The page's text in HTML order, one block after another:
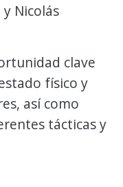
Nicolás
clave
físico y
así como
tácticas y